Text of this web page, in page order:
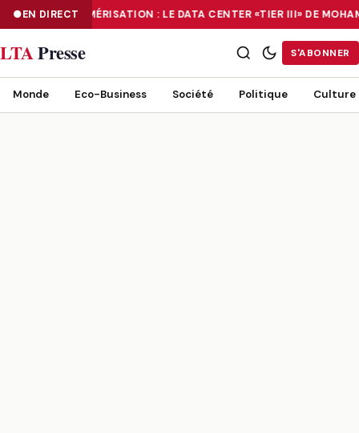
EN DIRECTNUMÉRISATION : LE DATA CENTER «TIER III» DE
NUMÉRISATION : LE DATA CENTER «TIER III» DE MOHAMMADIA, UN
LTAPresse S'ABONNER
Monde Eco-Business Société Politique Culture